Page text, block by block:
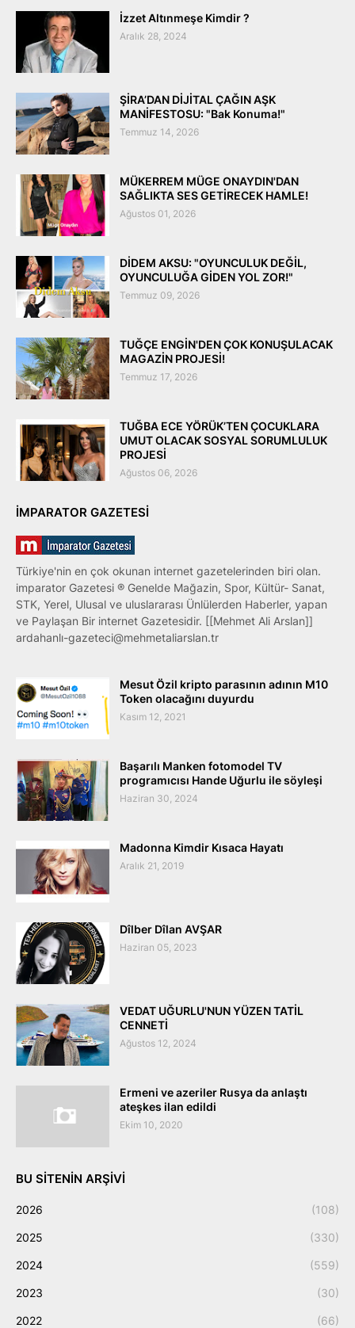
İzzet Altınmeşe Kimdir ?
Aralık 28, 2024
ŞİRA’DAN DİJİTAL ÇAĞIN AŞK
MANİFESTOSU: "Bak Konuma!"
Temmuz 14, 2026
MÜKERREM MÜGE ONAYDIN'DAN
SAĞLIKTA SES GETİRECEK HAMLE!
Ağustos 01, 2026
DİDEM AKSU: "OYUNCULUK DEĞİL,
OYUNCULUĞA GİDEN YOL ZOR!"
Temmuz 09, 2026
TUĞÇE ENGİN'DEN ÇOK KONUŞULACAK
MAGAZİN PROJESİ!
Temmuz 17, 2026
TUĞBA ECE YÖRÜK’TEN ÇOCUKLARA
UMUT OLACAK SOSYAL SORUMLULUK
PROJESİ
Ağustos 06, 2026
IMPARATOR GAZETESI
Türkiye'nin en çok okunan internet gazetelerinden biri olan.
imparator Gazetesi ® Genelde Mağazin, Spor, Kültür- Sanat,
STK, Yerel, Ulusal ve uluslararası Ünlülerden Haberler, yapan
ve Paylaşan Bir internet Gazetesidir. [[Mehmet Ali Arslan]]
ardahanlı-gazeteci@mehmetaliarslan.tr
Mesut Özil kripto parasının adının M10
Token olacağını duyurdu
Kasım 12, 2021
Başarılı Manken fotomodel TV
programıcısı Hande Uğurlu ile söyleşi
Haziran 30, 2024
Madonna Kimdir Kısaca Hayatı
Aralık 21, 2019
Dîlber Dîlan AVŞAR
Haziran 05, 2023
VEDAT UĞURLU'NUN YÜZEN TATİL
CENNETİ
Ağustos 12, 2024
Ermeni ve azeriler Rusya da anlaştı
ateşkes ilan edildi
Ekim 10, 2020
BU SITENIN ARŞIVI
2026 (108)
2025 (330)
2024 (559)
2023 (30)
2022 (66)